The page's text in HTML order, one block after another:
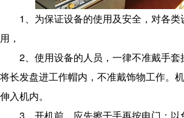
1、为保证设备的使用及安全，对各
用，
2、使用设备的人员，一律不准戴手
将长发盘进工作帽内，不准戴饰物工作。
伸入机内。